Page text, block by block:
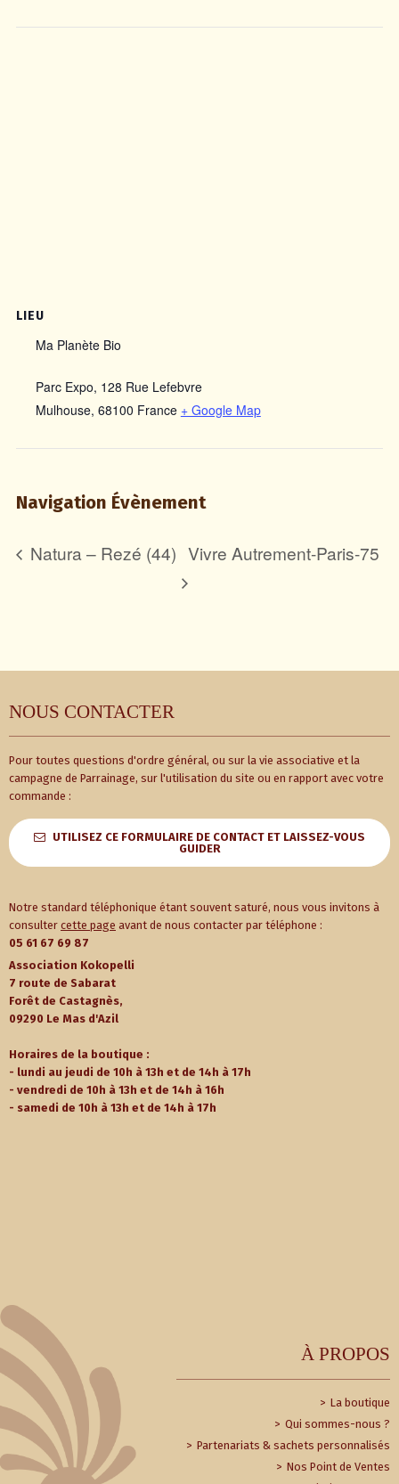
LIEU
Ma Planète Bio
Parc Expo, 128 Rue Lefebvre
Mulhouse, 68100 France + Google Map
Navigation Évènement
Natura – Rezé (44) Vivre Autrement-Paris-75
À PROPOS
La boutique
Qui sommes-nous ?
Partenariats & sachets personnalisés
Nos Point de Ventes
NOUS CONTACTER
Pour toutes questions d'ordre général, ou sur la vie associative et la
campagne de Parrainage, sur l'utilisation du site ou en rapport avec votre
commande :
UTILISEZ CE FORMULAIRE DE CONTACT ET LAISSEZ-VOUS
GUIDER
Notre standard téléphonique étant souvent saturé, nous vous invitons à
consulter cette page avant de nous contacter par téléphone :
05 61 67 69 87
Association Kokopelli
7 route de Sabarat
Forêt de Castagnès,
09290 Le Mas d'Azil
Horaires de la boutique :
- lundi au jeudi de 10h à 13h et de 14h à 17h
- vendredi de 10h à 13h et de 14h à 16h
- samedi de 10h à 13h et de 14h à 17h